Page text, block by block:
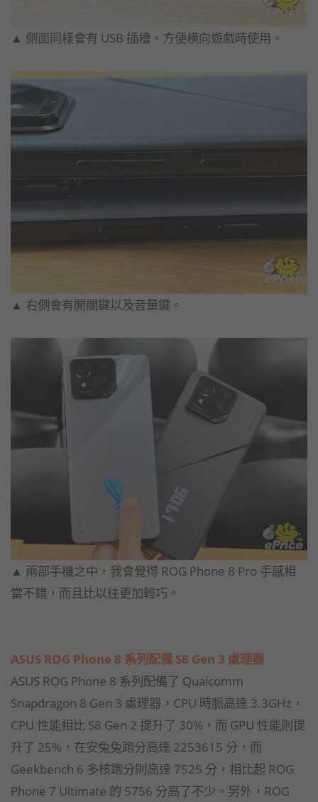
▲ 側面同樣會有 USB 插槽，方便橫向遊戲時使用。
▲ 右側會有開關鍵以及音量鍵。
▲ 兩部手機之中，我會覺得 ROG Phone 8 Pro 手感相
當不錯，而且比以往更加輕巧。
ASUS ROG Phone 8 系列配備 S8 Gen 3 處理器
ASUS ROG Phone 8 系列配備了 Qualcomm
Snapdragon 8 Gen 3 處理器，CPU 時脈高達 3.3GHz，
CPU 性能相比 S8 Gen 2 提升了 30%，而 GPU 性能則提
升了 25%，在安兔兔跑分高達 2253615 分，而
Geekbench 6 多核跑分則高達 7525 分，相比起 ROG
Phone 7 Ultimate 的 5756 分高了不少。另外，ROG